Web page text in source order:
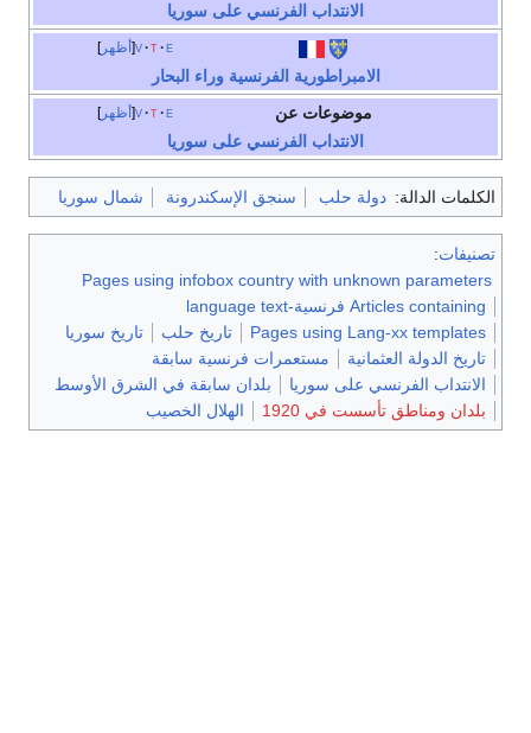
الانتداب الفرنسي على سوريا
أظهر v t e
الامبراطورية الفرنسية وراء البحار
أظهر v t e
موضوعات عن
الانتداب الفرنسي على سوريا
الكلمات الدالة: دولة حلب سنجق الإسكندرونة شمال سوريا
تصنيفات:
Pages using infobox country with unknown parameters
Articles containing فرنسية-language text
Pages using Lang-xx templates
تاريخ حلب
تاريخ سوريا
تاريخ الدولة العثمانية
مستعمرات فرنسية سابقة
الانتداب الفرنسي على سوريا
بلدان سابقة في الشرق الأوسط
بلدان ومناطق تأسست في 1920
الهلال الخصيب